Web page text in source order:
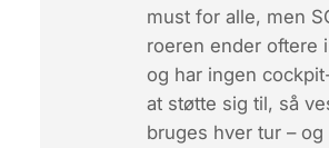
must for alle, men
roeren ender oftere
og har ingen
at støtte sig til, så
bruges hver tur – og